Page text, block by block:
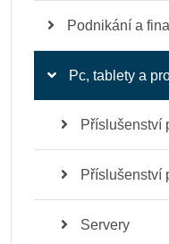
Podnikání a
Pc, tablety a
Příslušenství
Příslušenství
Servery